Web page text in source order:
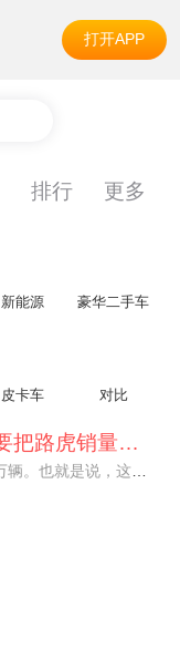
打开APP
排行 更多
新能源 豪华二手车
皮卡车 对比
神行者目标年销30万辆，要把路虎销量翻倍